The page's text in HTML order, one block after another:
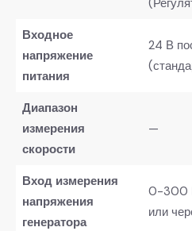
​Входное
напряжение
питания​
24 В
​Диапазон
измерения
скорости​
—
​Вход измерения
напряжения
генератора​
0-300
или